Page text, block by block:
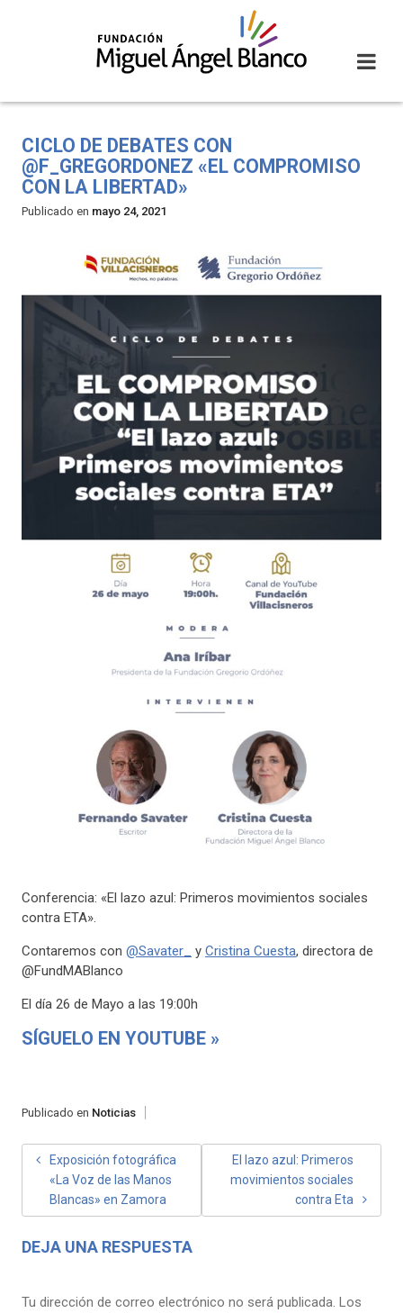
CICLO DE DEBATES CON
@F_GREGORDONEZ «EL COMPROMISO
CON LA LIBERTAD»
Publicado en mayo 24, 2021
Conferencia: «El lazo azul: Primeros movimientos sociales
contra ETA».
Contaremos con @Savater_ y Cristina Cuesta, directora de
@FundMABlanco
El día 26 de Mayo a las 19:00h
SÍGUELO EN YOUTUBE »
Publicado en Noticias
NAVEGACIÓN
ENTRADAS
Exposición fotográfica
«La Voz de las Manos
Blancas» en Zamora
El lazo azul: Primeros
movimientos sociales
contra Eta
DEJA UNA RESPUESTA
Tu dirección de correo electrónico no será publicada. Los